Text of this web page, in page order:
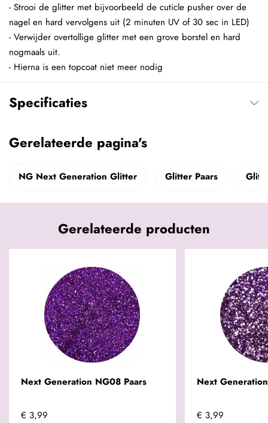
- Strooi de glitter met bijvoorbeeld de cuticle pusher over de
nagel en hard vervolgens uit (2 minuten UV of 30 sec in LED)
- Verwijder overtollige glitter met een grove borstel en hard
nogmaals uit.
- Hierna is een topcoat niet meer nodig
Specificaties
Gerelateerde pagina's
NG Next Generation Glitter Glitter Paars
Gerelateerde producten
Next Generation NG08 Paars
€ 3,99
Next
€ 3,99